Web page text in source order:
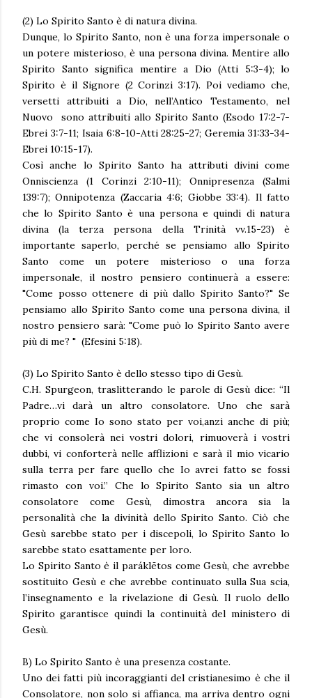
(2) Lo Spirito Santo è di natura divina.
Dunque, lo Spirito Santo, non è una forza impersonale o
un potere misterioso, è una persona divina. Mentire allo
Spirito Santo significa mentire a Dio (Atti 5:3-4); lo
Spirito è il Signore (2 Corinzi 3:17). Poi vediamo che,
versetti attribuiti a Dio, nell’Antico Testamento, nel
Nuovo sono attribuiti allo Spirito Santo (Esodo 17:2-7-
Ebrei 3:7-11; Isaia 6:8-10-Atti 28:25-27; Geremia 31:33-34-
Ebrei 10:15-17).
Così anche lo Spirito Santo ha attributi divini come
Onniscienza (1 Corinzi 2:10-11); Onnipresenza (Salmi
139:7); Onnipotenza (Zaccaria 4:6; Giobbe 33:4). Il fatto
che lo Spirito Santo è una persona e quindi di natura
divina (la terza persona della Trinità vv.15-23) è
importante saperlo, perché se pensiamo allo Spirito
Santo come un potere misterioso o una forza
impersonale, il nostro pensiero continuerà a essere:
"Come posso ottenere di più dallo Spirito Santo?" Se
pensiamo allo Spirito Santo come una persona divina, il
nostro pensiero sarà: "Come può lo Spirito Santo avere
più di me? " (Efesini 5:18).
(3) Lo Spirito Santo è dello stesso tipo di Gesù.
C.H. Spurgeon, traslitterando le parole di Gesù dice: “Il
Padre…vi darà un altro consolatore. Uno che sarà
proprio come Io sono stato per voi,anzi anche di più;
che vi consolerà nei vostri dolori, rimuoverà i vostri
dubbi, vi conforterà nelle afflizioni e sarà il mio vicario
sulla terra per fare quello che Io avrei fatto se fossi
rimasto con voi.” Che lo Spirito Santo sia un altro
consolatore come Gesù, dimostra ancora sia la
personalità che la divinità dello Spirito Santo. Ciò che
Gesù sarebbe stato per i discepoli, lo Spirito Santo lo
sarebbe stato esattamente per loro.
Lo Spirito Santo è il paráklētos come Gesù, che avrebbe
sostituito Gesù e che avrebbe continuato sulla Sua scia,
l’insegnamento e la rivelazione di Gesù. Il ruolo dello
Spirito garantisce quindi la continuità del ministero di
Gesù.
B) Lo Spirito Santo è una presenza costante.
Uno dei fatti più incoraggianti del cristianesimo è che il
Consolatore, non solo si affianca, ma arriva dentro ogni